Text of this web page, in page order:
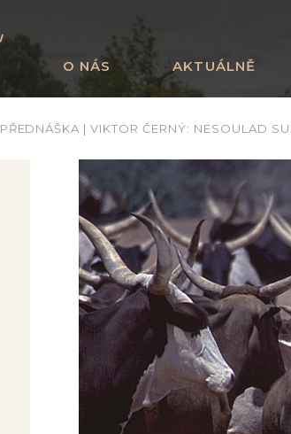
O NÁS AKTUÁLNĚ
PŘEDNÁŠKA | VIKTOR ČERNÝ: NESOULAD